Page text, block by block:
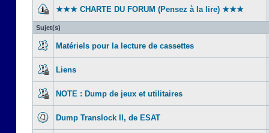
★★★ CHARTE DU FORUM (Pensez à la lire) ★★★
Sujet(s)
Matériels pour la lecture de cassettes
Liens
NOTE : Dump de jeux et utilitaires
Dump Translock II, de ESAT